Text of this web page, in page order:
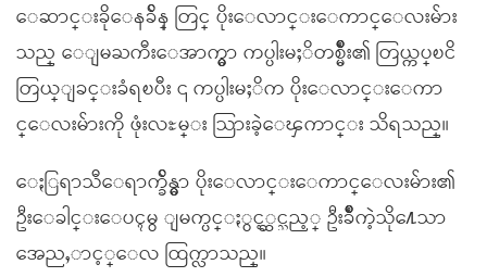
ေဆာင္းခိုေနခ်ိန္ တြင္ ပိုးေလာင္းေကာင္ေလးမ်ား
သည္ ေျမႀကီးေအာက္မွာ ကပ္ပါးမႈိတစ္မ်ိဳး၏ တြယ္ကပ္ၿငိ
တြယ္ျခင္းခံရၿပီး ၎ ကပ္ပါးမႈိက ပိုးေလာင္းေကာ
င္ေလးမ်ားကို ဖုံးလႊမ္း သြားခဲ့ေၾကာင္း သိရသည္။
ေႏြရာသီေရာက္ခ်ိန္မွာ ပိုးေလာင္းေကာင္ေလးမ်ား၏
ဦးေခါင္းေပၚမွ ျမက္ပင္ႏွင့္ဆင္သည့္ ဦးခ်ိဳကဲ့သို႔ေသာ
အေညႇာင့္ေလ ထြက္လာသည္။